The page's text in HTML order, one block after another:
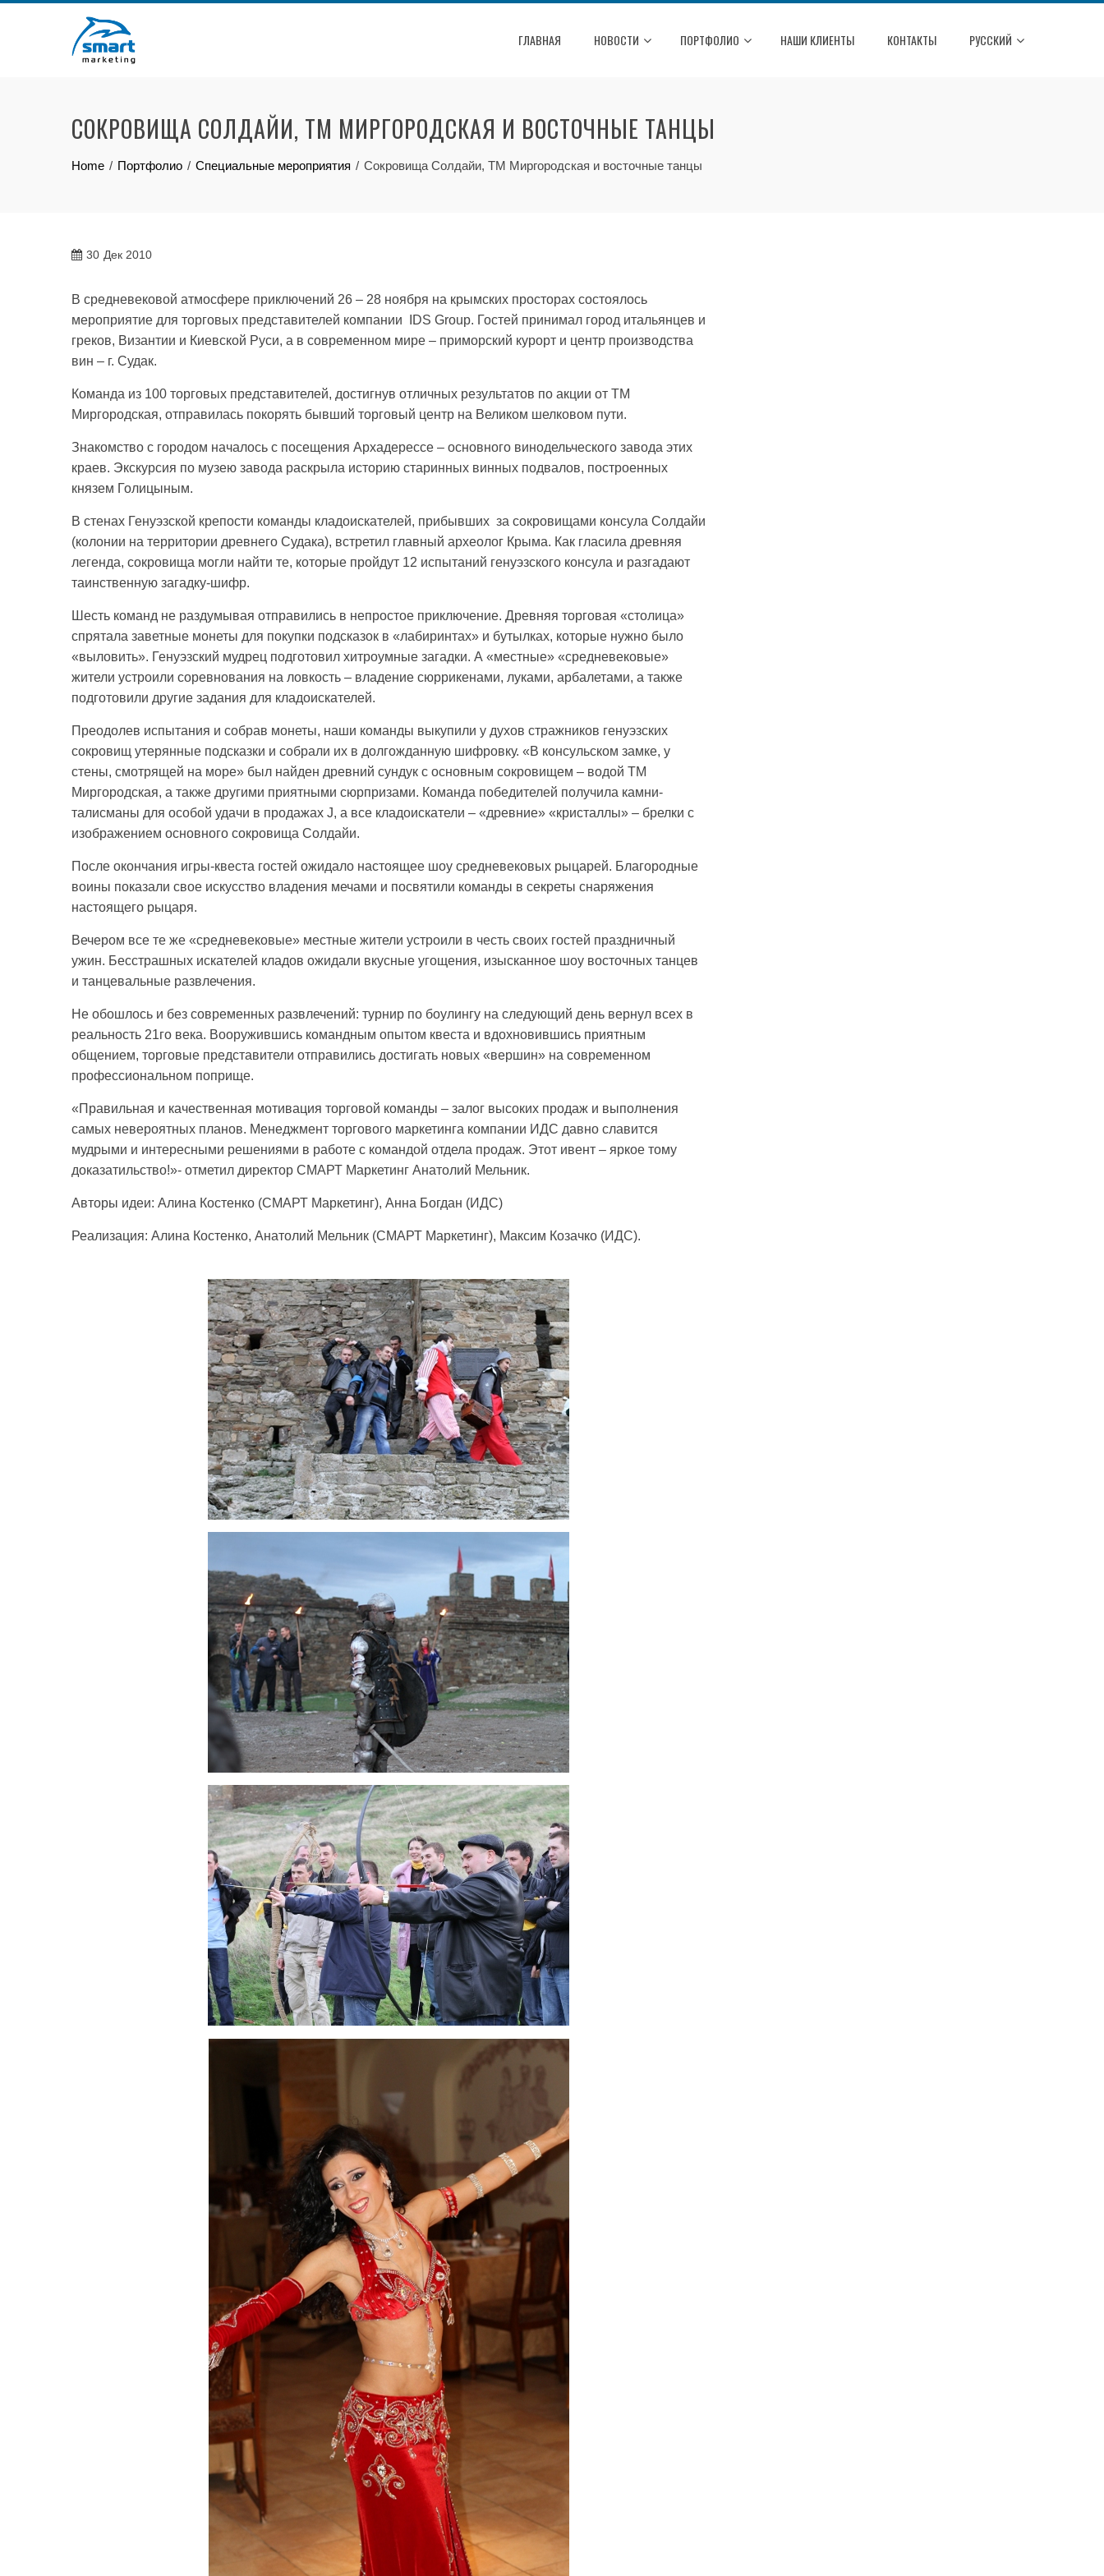
ГЛАВНАЯ НОВОСТИ ПОРТФОЛИО НАШИ КЛИЕНТЫ КОНТАКТЫ РУССКИЙ
СОКРОВИЩА СОЛДАЙИ, ТМ МИРГОРОДСКАЯ И ВОСТОЧНЫЕ ТАНЦЫ
Home Портфолио Специальные мероприятия Сокровища Солдайи, ТМ Миргородская и восточные танцы
30 Дек 2010
В средневековой атмосфере приключений 26 – 28 ноября на крымских просторах состоялось
мероприятие для торговых представителей компании IDS Group. Гостей принимал город итальянцев и
греков, Византии и Киевской Руси, а в современном мире – приморский курорт и центр производства
вин – г. Судак.
Команда из 100 торговых представителей, достигнув отличных результатов по акции от ТМ
Миргородская, отправилась покорять бывший торговый центр на Великом шелковом пути.
Знакомство с городом началось с посещения Архадерессе – основного винодельческого завода этих
краев. Экскурсия по музею завода раскрыла историю старинных винных подвалов, построенных
князем Голицыным.
В стенах Генуэзской крепости команды кладоискателей, прибывших за сокровищами консула Солдайи
(колонии на территории древнего Судака), встретил главный археолог Крыма. Как гласила древняя
легенда, сокровища могли найти те, которые пройдут 12 испытаний генуэзского консула и разгадают
таинственную загадку-шифр.
Шесть команд не раздумывая отправились в непростое приключение. Древняя торговая «столица»
спрятала заветные монеты для покупки подсказок в «лабиринтах» и бутылках, которые нужно было
«выловить». Генуэзский мудрец подготовил хитроумные загадки. А «местные» «средневековые»
жители устроили соревнования на ловкость – владение сюррикенами, луками, арбалетами, а также
подготовили другие задания для кладоискателей.
Преодолев испытания и собрав монеты, наши команды выкупили у духов стражников генуэзских
сокровищ утерянные подсказки и собрали их в долгожданную шифровку. «В консульском замке, у
стены, смотрящей на море» был найден древний сундук с основным сокровищем – водой ТМ
Миргородская, а также другими приятными сюрпризами. Команда победителей получила камни-
талисманы для особой удачи в продажах J, а все кладоискатели – «древние» «кристаллы» – брелки с
изображением основного сокровища Солдайи.
После окончания игры-квеста гостей ожидало настоящее шоу средневековых рыцарей. Благородные
воины показали свое искусство владения мечами и посвятили команды в секреты снаряжения
настоящего рыцаря.
Вечером все те же «средневековые» местные жители устроили в честь своих гостей праздничный
ужин. Бесстрашных искателей кладов ожидали вкусные угощения, изысканное шоу восточных танцев
и танцевальные развлечения.
Не обошлось и без современных развлечений: турнир по боулингу на следующий день вернул всех в
реальность 21го века. Вооружившись командным опытом квеста и вдохновившись приятным
общением, торговые представители отправились достигать новых «вершин» на современном
профессиональном поприще.
«Правильная и качественная мотивация торговой команды – залог высоких продаж и выполнения
самых невероятных планов. Менеджмент торгового маркетинга компании ИДС давно славится
мудрыми и интересными решениями в работе с командой отдела продаж. Этот ивент – яркое тому
доказатильство!»- отметил директор СМАРТ Маркетинг Анатолий Мельник.
Авторы идеи: Алина Костенко (СМАРТ Маркетинг), Анна Богдан (ИДС)
Реализация: Алина Костенко, Анатолий Мельник (СМАРТ Маркетинг), Максим Козачко (ИДС).